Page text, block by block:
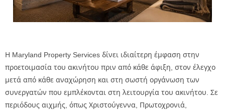
Η Maryland Property Services δίνει ιδιαίτερη έμφαση στην
προετοιμασία του ακινήτου πριν από κάθε άφιξη, στον έλεγχο
μετά από κάθε αναχώρηση και στη σωστή οργάνωση των
συνεργατών που εμπλέκονται στη λειτουργία του ακινήτου. Σε
περιόδους αιχμής, όπως Χριστούγεννα, Πρωτοχρονιά,